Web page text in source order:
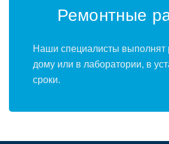
Ремонтные
Наши специалисты выполнят
дому или в лаборатории, в
сроки.